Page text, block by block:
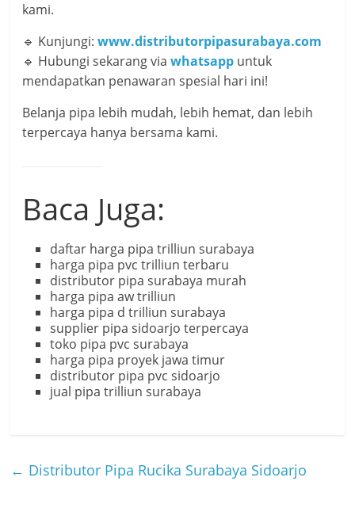
kami.
🔹 Kunjungi:www.distributorpipasurabaya.com
🔹 Hubungi sekarang viawhatsapp untuk
mendapatkan penawaran spesial hari ini!
Belanja pipa lebih mudah, lebih hemat, dan lebih
terpercaya hanya bersama kami.
Baca Juga:
daftar harga pipa trilliun surabaya
harga pipa pvc trilliun terbaru
distributor pipa surabaya murah
harga pipa aw trilliun
harga pipa d trilliun surabaya
supplier pipa sidoarjo terpercaya
toko pipa pvc surabaya
harga pipa proyek jawa timur
distributor pipa pvc sidoarjo
jual pipa trilliun surabaya
← Distributor Pipa Rucika Surabaya Sidoarjo